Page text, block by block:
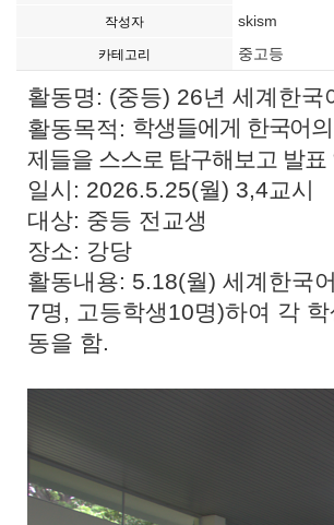
작성자 skism
카테고리 중고등
활동명: (중등) 26년 세계한국
활동목적: 학생들에게 한국어
제들을 스스로 탐구해보고 발
일시: 2026.5.25(월) 3,4교시
대상: 중등 전교생
장소: 강당
활동내용: 5.18(월) 세계한국
7명, 고등학생10명)하여 각
동을 함.